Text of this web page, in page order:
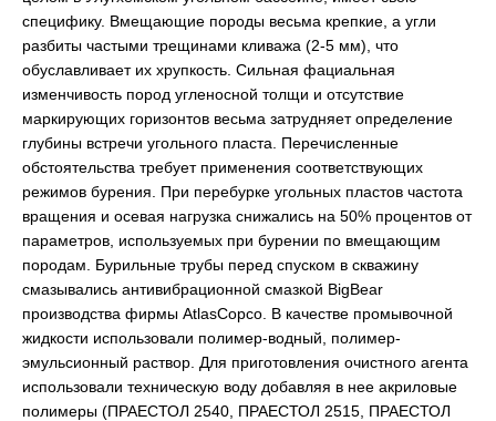
специфику. Вмещающие породы весьма крепкие, а угли
разбиты частыми трещинами кливажа (2-5 мм), что
обуславливает их хрупкость. Сильная фациальная
изменчивость пород угленосной толщи и отсутствие
маркирующих горизонтов весьма затрудняет определение
глубины встречи угольного пласта. Перечисленные
обстоятельства требует применения соответствующих
режимов бурения. При перебурке угольных пластов частота
вращения и осевая нагрузка снижались на 50% процентов от
параметров, используемых при бурении по вмещающим
породам. Бурильные трубы перед спуском в скважину
смазывались антивибрационной смазкой BigBear
производства фирмы AtlasCopco. В качестве промывочной
жидкости использовали полимер-водный, полимер-
эмульсионный раствор. Для приготовления очистного агента
использовали техническую воду добавляя в нее акриловые
полимеры (ПРАЕСТОЛ 2540, ПРАЕСТОЛ 2515, ПРАЕСТОЛ